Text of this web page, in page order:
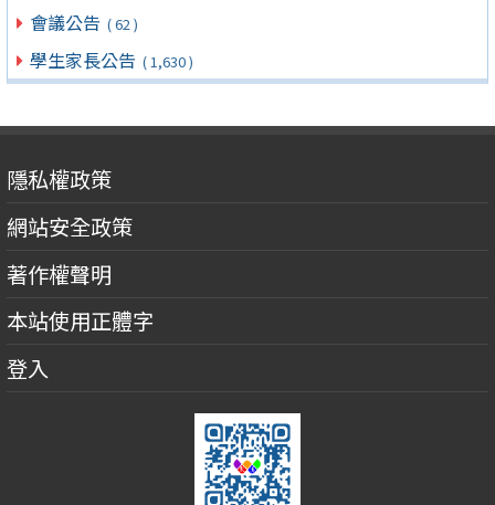
會議公告 ( 62 )
學生家長公告 ( 1,630 )
隱私權政策
網站安全政策
著作權聲明
本站使用正體字
登入